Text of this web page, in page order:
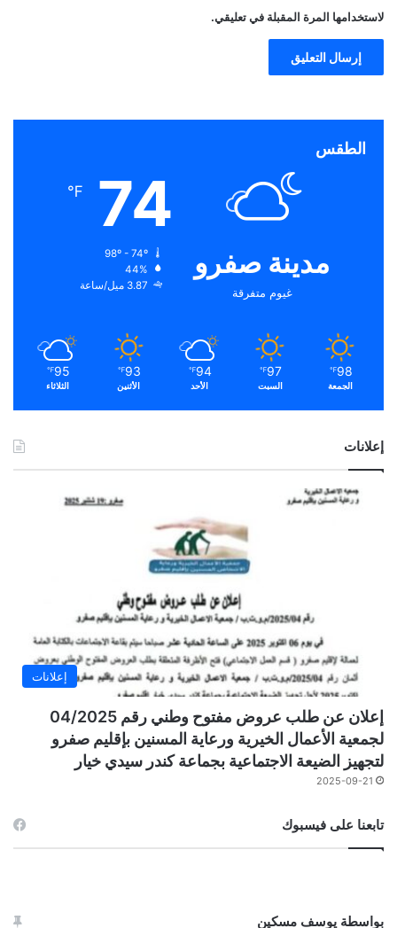
لاستخدامها المرة المقبلة في تعليقي.
الطقس
مدينة صفرو
غيوم متفرقة
74
℉
44%
3.87 ميل/ساعة
98
℉
الجمعة
97
℉
السبت
94
℉
الأحد
93
℉
الأثنين
95
℉
الثلاثاء
إعلانات
إعلانات
إعلان عن طلب عروض مفتوح وطني رقم 04/2025
لجمعية الأعمال الخيرية ورعاية المسنين بإقليم صفرو
لتجهيز الضيعة الاجتماعية بجماعة كندر سيدي خيار
2025-09-21
تابعنا على فيسبوك
بواسطة يوسف مسكين